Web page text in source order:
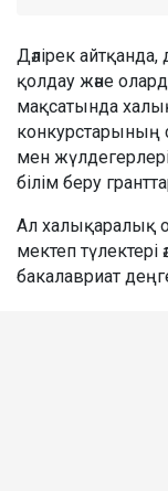
Дәлірек
қолдау және
мақсатында
мен
білім беру
Ал халықаралық
мектеп түлектері
бакалавриат